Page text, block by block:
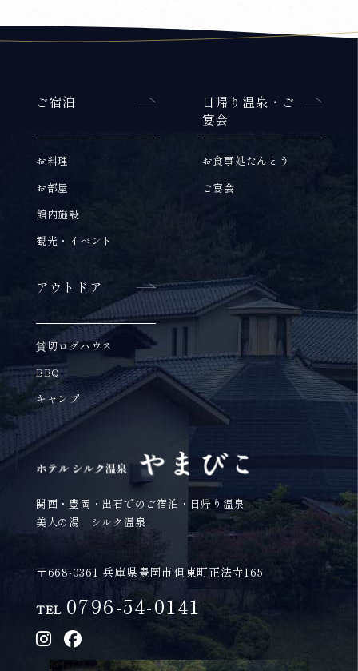
ご宿泊
お料理
お部屋
館内施設
観光・イベント
日帰り温泉・ご
宴会
お食事処たんとう
ご宴会
アウトドア
貸切ログハウス
BBQ
キャンプ
関西・豊岡・出石でのご宿泊・日帰り温泉
美人の湯 シルク温泉
〒668-0361 兵庫県豊岡市但東町正法寺165
TEL 0796-54-0141